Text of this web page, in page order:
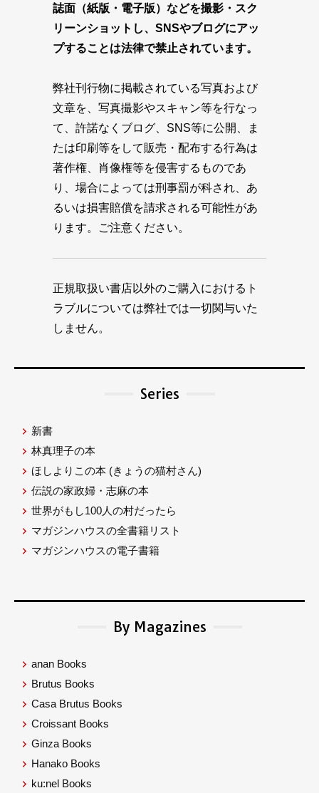
誌面（紙版・電子版）などを撮影・スク
リーンショットし、SNSやブログにアッ
プすることは法律で禁止されています。
弊社刊行物に掲載されている写真および
文章を、写真撮影やスキャン等を行なっ
て、許諾なくブログ、SNS等に公開、ま
たは印刷等をして販売・配布する行為は
著作権、肖像権等を侵害するものであ
り、場合によっては刑事罰が科され、あ
るいは損害賠償を請求される可能性があ
ります。ご注意ください。
正規取扱い書店以外のご購入におけるト
ラブルについては弊社では一切関与いた
しません。
Series
新書
林真理子の本
ほしよりこの本 (きょうの猫村さん)
伝説の家政婦・志麻の本
世界がもし100人の村だったら
マガジンハウスの全書籍リスト
マガジンハウスの電子書籍
By Magazines
anan Books
Brutus Books
Casa Brutus Books
Croissant Books
Ginza Books
Hanako Books
ku:nel Books